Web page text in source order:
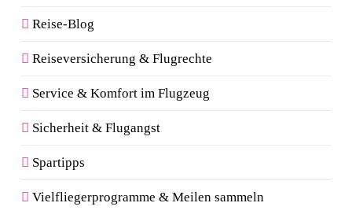
Reise-Blog
Reiseversicherung & Flugrechte
Service & Komfort im Flugzeug
Sicherheit & Flugangst
Spartipps
Vielfliegerprogramme & Meilen sammeln